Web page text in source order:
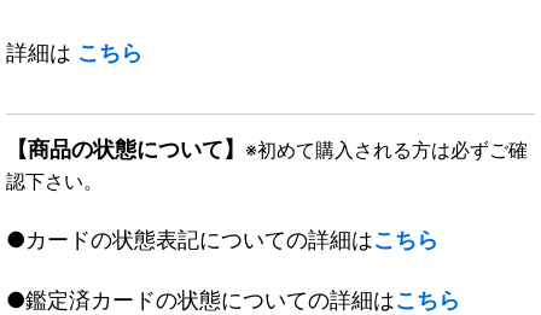
詳細は こちら
【商品の状態について】 ※初めて購入される方は必ずご確
認下さい。
●カードの状態表記についての詳細はこちら
●鑑定済カードの状態についての詳細はこちら